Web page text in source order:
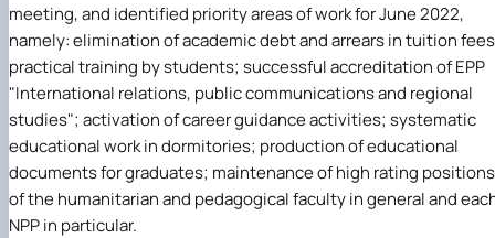
meeting, and identified priority areas of work for June 2022,
namely: elimination of academic debt and arrears in tuition
practical training by students; successful accreditation of EPP
"International relations, public communications and regional
studies"; activation of career guidance activities; systematic
educational work in dormitories; production of educational
documents for graduates; maintenance of high rating positions
of the humanitarian and pedagogical faculty in general and
NPP in particular.